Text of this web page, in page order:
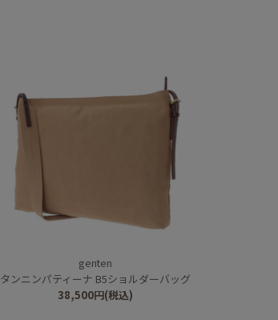
genten
タンニンパティーナ B5ショルダーバッグ
38,500円(税込)